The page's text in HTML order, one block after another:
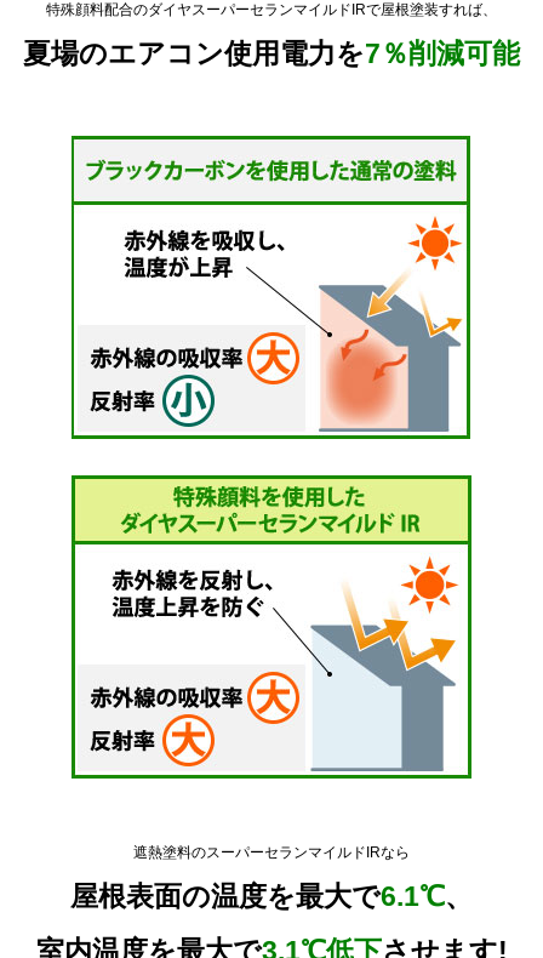
特殊顔料配合のダイヤスーパーセランマイルドIRで屋根塗装すれば、
夏場のエアコン使用電力を7％削減可能
遮熱塗料のスーパーセランマイルドIRなら
屋根表面の温度を最大で6.1℃、
室内温度を最大で3.1℃低下させます!